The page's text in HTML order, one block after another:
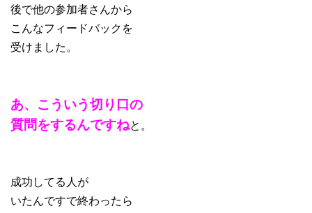
後で他の参加者さんから
こんなフィードバックを
受けました。
あ、こういう切り口の
質問をするんですねと。
成功してる人が
いたんですで終わったら